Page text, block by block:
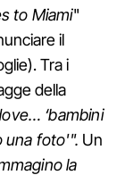
to Miami"
il
Tra i
della
‘bambini
una foto'". Un
la